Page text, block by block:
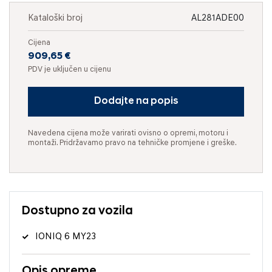
Kataloški broj AL281ADE00
Cijena
909,65 €
PDV je uključen u cijenu
Dodajte na popis
Navedena cijena može varirati ovisno o opremi, motoru i
montaži. Pridržavamo pravo na tehničke promjene i greške.
Dostupno za vozila
IONIQ 6 MY23